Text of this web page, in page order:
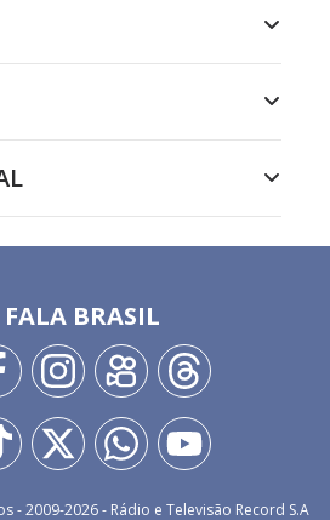
FALA BRASIL
- 2009-2026- Rádio e Televisão Record S.A